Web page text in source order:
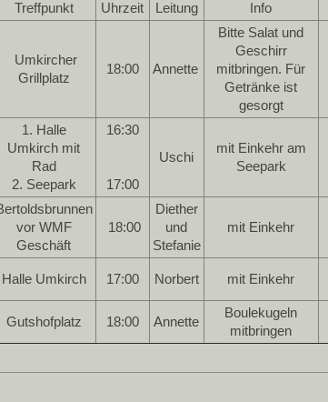
Treffpunkt Uhrzeit Leitung Info
Umkircher
Grillplatz
18:00 Annette
Bitte Salat und
Geschirr
mitbringen. Für
Getränke ist
gesorgt
1. Halle
Umkirch mit
Rad
2. Seepark
16:30
17:00
Uschi
mit Einkehr am
Seepark
vor WMF
Geschäft
18:00
Diether
und
Stefanie
mit Einkehr
Halle Umkirch 17:00 Norbert mit Einkehr
Gutshofplatz 18:00 Annette
Boulekugeln
mitbringen